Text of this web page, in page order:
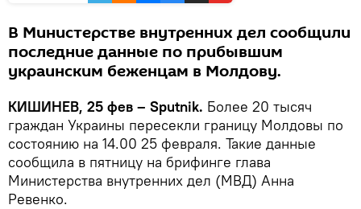
В Министерстве внутренних дел сообщили
последние данные по прибывшим
украинским беженцам в Молдову.
КИШИНЕВ, 25 фев – Sputnik. Более 20 тысяч
граждан Украины пересекли границу Молдовы по
состоянию на 14.00 25 февраля. Такие данные
сообщила в пятницу на брифинге глава
Министерства внутренних дел (МВД) Анна
Ревенко.